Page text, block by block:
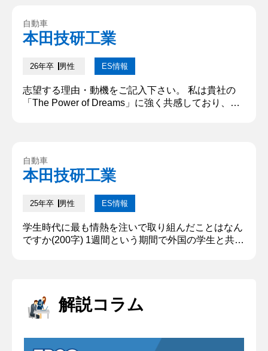
全工程を担当しました。サークルに入った当初は専
門知識がほとんどない状態で、専門的な知識やスキ
自動車
本田技研工業
26年卒 男性 ES情報
志望する理由・動機をご記入下さい。 私は貴社の
「The Power of Dreams」に強く共感しており、こ
った環境に配慮した製品開発への取り組みは、持続
可能な社会の実現に向けた貴社のビジョンを強く感
自動車
本田技研工業
25年卒 男性 ES情報
学生時代に最も情熱を注いで取り組んだことはなん
ですか(200字) 1週間という期間で外国の学生と共に
番良い評価を得ることを目指した。議論を重ねた結
果、私たちの新規事業は一番高い評価を得ることが
解説コラム